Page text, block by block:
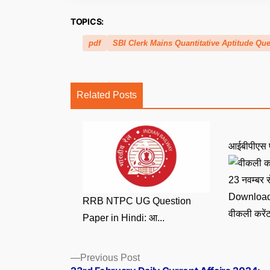
TOPICS:
pdf SBI Clerk Mains Quantitative Aptitude
Related Posts
RRB NTPC UG Question
Paper in Hindi: आ...
वीकली
Posts
Previous PostPrevious
post: